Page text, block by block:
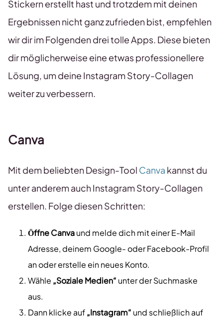
Stickern erstellt hast und trotzdem mit deinen
Ergebnissen nicht ganz zufrieden bist, empfehlen
wir dir im Folgenden drei tolle Apps. Diese bieten
dir möglicherweise eine etwas professionellere
Lösung, um deine Instagram Story-Collagen
weiter zu verbessern.
Canva
Mit dem beliebten Design-Tool Canva kannst du
unter anderem auch Instagram Story-Collagen
erstellen. Folge diesen Schritten:
Öffne Canvaund melde dich mit einer E-Mail
Adresse, deinem Google- oder Facebook-Profil
an oder erstelle ein neues Konto.
Wähle „Soziale Medien“ unter der Suchmaske
aus.
Dann klicke auf„Instagram“ und schließlich auf